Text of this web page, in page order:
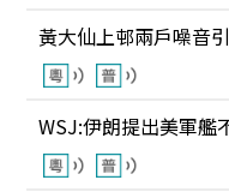
黃大仙上邨兩戶噪音
WSJ:伊朗提出美軍艦